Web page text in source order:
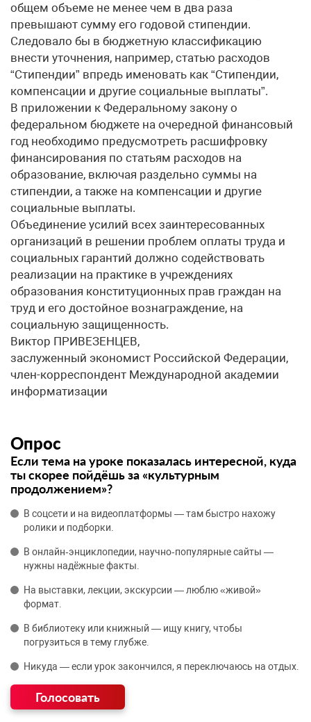
общем объеме не менее чем в два раза
превышают сумму его годовой стипендии.
Следовало бы в бюджетную классификацию
внести уточнения, например, статью расходов
“Стипендии” впредь именовать как “Стипендии,
компенсации и другие социальные выплаты”.
В приложении к Федеральному закону о
федеральном бюджете на очередной финансовый
год необходимо предусмотреть расшифровку
финансирования по статьям расходов на
образование, включая раздельно суммы на
стипендии, а также на компенсации и другие
социальные выплаты.
Объединение усилий всех заинтересованных
организаций в решении проблем оплаты труда и
социальных гарантий должно содействовать
реализации на практике в учреждениях
образования конституционных прав граждан на
труд и его достойное вознаграждение, на
социальную защищенность.
Виктор ПРИВЕЗЕНЦЕВ,
заслуженный экономист Российской Федерации,
член-корреспондент Международной академии
информатизации
Опрос
Если тема на уроке показалась интересной, куда
ты скорее пойдёшь за «культурным
продолжением»?
В соцсети и на видеоплатформы — там быстро нахожу
ролики и подборки.
В онлайн‑энциклопедии, научно‑популярные сайты —
нужны надёжные факты.
На выставки, лекции, экскурсии — люблю «живой»
формат.
В библиотеку или книжный — ищу книгу, чтобы
погрузиться в тему глубже.
Никуда — если урок закончился, я переключаюсь на отдых.